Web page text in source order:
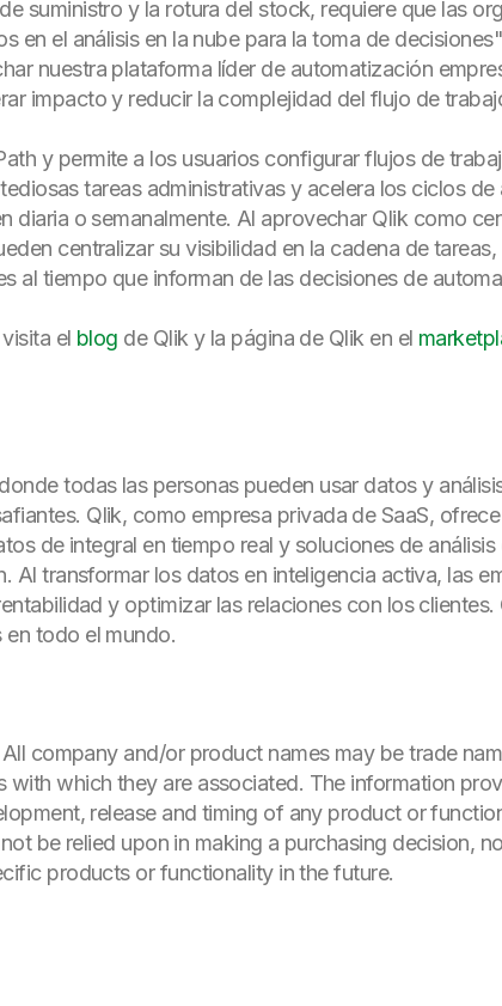
suministro y la rotura del stock, requiere que las
en el análisis en la nube para la toma de
nuestra plataforma líder de automatización
impacto y reducir la complejidad del flujo de
y permite a los usuarios configurar flujos de
tareas administrativas y acelera los ciclos
diaria o semanalmente. Al aprovechar Qlik como
centralizar su visibilidad en la cadena de
al tiempo que informan de las decisiones de
el blog de Qlik y la página de Qlik en el
todas las personas pueden usar datos y
Qlik, como empresa privada de SaaS,
de integral en tiempo real y soluciones de análisis
transformar los datos en inteligencia activa, las
y optimizar las relaciones con los clientes.
en todo el mundo.
company and/or product names may be trade
which they are associated. The information
release and timing of any product or
be relied upon in making a purchasing decision,
products or functionality in the future.